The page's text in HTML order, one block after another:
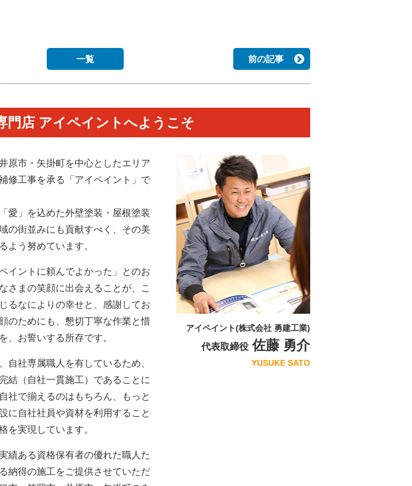
一覧 前の記事
門店 アイペイントへようこそ
アイペイント(株式会社 勇建工業)
代表取締役 佐藤 勇介
YUSUKE SATO
原市・矢掛町を中心としたエリア
修工事を承る「アイペイント」で
愛」を込めた外壁塗装・屋根塗装
の街並みにも貢献すべく、その美
よう努めています。
イントに頼んでよかった」とのお
さまの笑顔に出会えることが、こ
るなによりの幸せと、感謝してお
のためにも、懇切丁寧な作業と惜
、お誓いする所存です。
自社専属職人を有しているため、
結（自社一貫施工）であることに
社で揃えるのはもちろん、もっと
に自社社員や資材を利用すること
を実現しています。
績ある資格保有者の優れた職人た
納得の施工をご提供させていただ